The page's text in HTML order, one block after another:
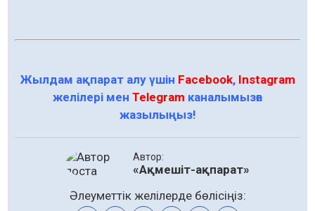
Жылдам ақпарат алу үшін Facebook, Instagram
желілері мен Telegram каналымызға
жазылыңыз!
Автор:
«Ақмешіт-ақпарат»
Әлеуметтік желілерде бөлісіңіз: